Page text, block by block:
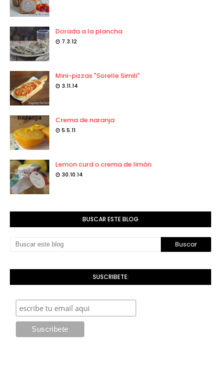
Dorada a la plancha
7.3.12
Mini-pizzas "Sorelle Simili"
3.11.14
Crema de naranja
5.5.11
Lemon curd o crema de limón
30.10.14
BUSCAR ESTE BLOG
SUSCRIBETE: